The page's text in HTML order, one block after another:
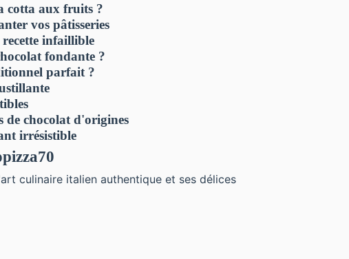
cotta aux fruits ?
vos pâtisseries
infaillible
fondante ?
parfait ?
de chocolat d'origines
irrésistible
culinaire italien authentique et ses délices